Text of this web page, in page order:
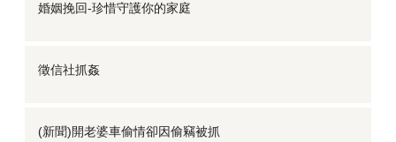
婚姻挽回-珍惜守護你的家庭
徵信社抓姦
(新聞)開老婆車偷情卻因偷竊被抓